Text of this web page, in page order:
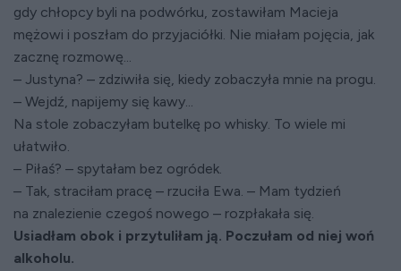
gdy chłopcy byli na podwórku, zostawiłam Macieja
mężowi i poszłam do przyjaciółki. Nie miałam pojęcia, jak
zacznę rozmowę...
– Justyna? – zdziwiła się, kiedy zobaczyła mnie na progu.
– Wejdź, napijemy się kawy...
Na stole zobaczyłam butelkę po whisky. To wiele mi
ułatwiło.
– Piłaś? – spytałam bez ogródek.
– Tak, straciłam pracę – rzuciła Ewa. – Mam tydzień
na znalezienie czegoś nowego – rozpłakała się.
Usiadłam obok i przytuliłam ją. Poczułam od niej woń
alkoholu.